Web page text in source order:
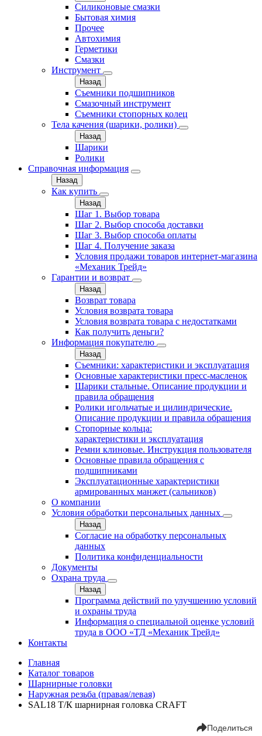
Силиконовые смазки
Бытовая химия
Прочее
Автохимия
Герметики
Смазки
Инструмент
Назад
Съемники подшипников
Смазочный инструмент
Съемники стопорных колец
Тела качения (шарики, ролики)
Назад
Шарики
Ролики
Справочная информация
Назад
Как купить
Назад
Шаг 1. Выбор товара
Шаг 2. Выбор способа доставки
Шаг 3. Выбор способа оплаты
Шаг 4. Получение заказа
Условия продажи товаров интернет-магазина
«Механик Трейд»
Гарантии и возврат
Назад
Возврат товара
Условия возврата товара
Условия возврата товара с недостатками
Как получить деньги?
Информация покупателю
Назад
Съемники: характеристики и эксплуатация
Основные характеристики пресс‑масленок
Шарики стальные. Описание продукции и
правила обращения
Ролики игольчатые и цилиндрические.
Описание продукции и правила обращения
Стопорные кольца:
характеристики и эксплуатация
Ремни клиновые. Инструкция пользователя
Основные правила обращения с
подшипниками
Эксплуатационные характеристики
армированных манжет (сальников)
О компании
Условия обработки персональных данных
Назад
Согласие на обработку персональных
данных
Политика конфиденциальности
Документы
Охрана труда
Назад
Программа действий по улучшению условий
и охраны труда
Информация о специальной оценке условий
труда в ООО «ТД «Механик Трейд»
Контакты
Главная
Каталог товаров
Шарнирные головки
Наружная резьба (правая/левая)
SAL18 Т/К шарнирная головка CRAFT
Поделиться